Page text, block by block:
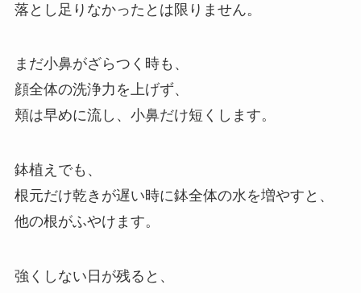
落とし足りなかったとは限りません。
まだ小鼻がざらつく時も、
顔全体の洗浄力を上げず、
頬は早めに流し、小鼻だけ短くします。
鉢植えでも、
根元だけ乾きが遅い時に鉢全体の水を増やすと、
他の根がふやけます。
強くしない日が残ると、